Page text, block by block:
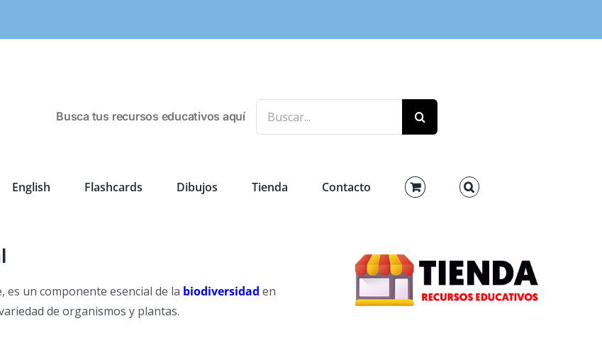
Busca tus recursos educativos aquí
English Flashcards Dibujos Tienda Contacto
un componente esencial de la biodiversidad en
de organismos y plantas.